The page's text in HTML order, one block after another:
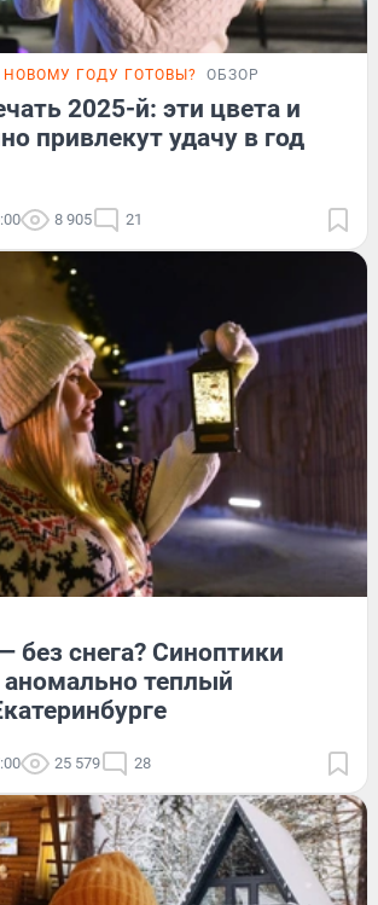
НОВОМУ ГОДУ ГОТОВЫ? ОБЗОР
2025-й: эти цвета и
привлекут удачу в год
8 905 21
без снега? Синоптики
теплый
25 579 28